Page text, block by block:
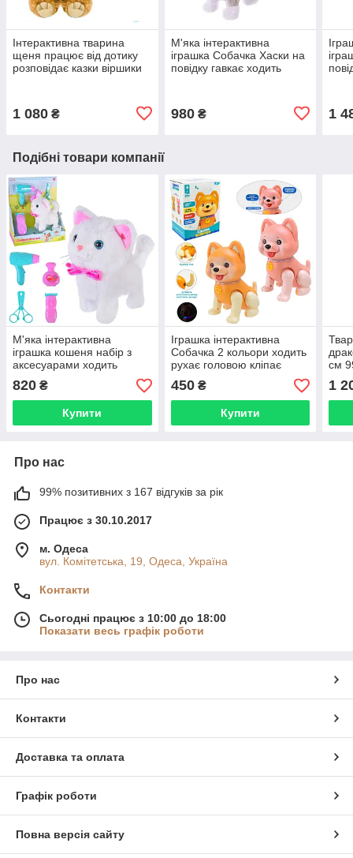
Інтерактивна тварина
щеня працює від дотику
розповідає казки віршики
1 080 ₴
М'яка інтерактивна
іграшка Собачка Хаски на
повідку гавкає ходить
980₴ 1
Подібні товари компанії
М'яка інтерактивна
іграшка кошеня набір з
аксесуарами ходить
нявкає махає хвостиком
T829-3
820 ₴
Купити
Іграшка інтерактивна
Собачка 2 кольори ходить
рухає головою кліпає
очима співає пісні PL-724-
13
450₴
Купити
см
1
Про нас
99% позитивних з 167 відгуків за рік
Працює з 30.10.2017
м. Одеса
вул. Комітетська, 19, Одеса, Україна
Контакти
Сьогодні працює з 10:00 до 18:00
Показати весь графік роботи
Про нас
Контакти
Доставка та оплата
Графік роботи
Повна версія сайту